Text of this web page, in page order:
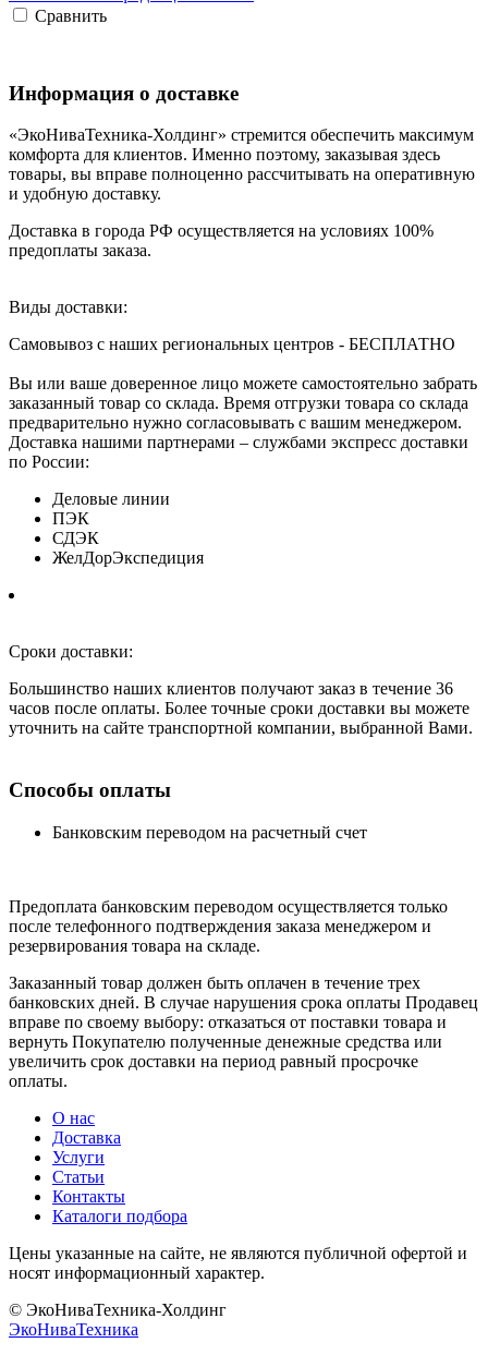
Сравнить
Информация о доставке
«ЭкоНиваТехника-Холдинг» стремится обеспечить максимум
комфорта для клиентов. Именно поэтому, заказывая здесь
товары, вы вправе полноценно рассчитывать на оперативную
и удобную доставку.
Доставка в города РФ осуществляется на условиях 100%
предоплаты заказа.
Виды доставки:
Самовывоз с наших региональных центров - БЕСПЛАТНО
Вы или ваше доверенное лицо можете самостоятельно забрать
заказанный товар со склада. Время отгрузки товара со склада
предварительно нужно согласовывать с вашим менеджером.
Доставка нашими партнерами – службами экспресс доставки
по России:
Деловые линии
ПЭК
СДЭК
ЖелДорЭкспедиция
Сроки доставки:
Большинство наших клиентов получают заказ в течение 36
часов после оплаты. Более точные сроки доставки вы можете
уточнить на сайте транспортной компании, выбранной Вами.
Способы оплаты
Банковским переводом на расчетный счет
Предоплата банковским переводом осуществляется только
после телефонного подтверждения заказа менеджером и
резервирования товара на складе.
Заказанный товар должен быть оплачен в течение трех
банковских дней. В случае нарушения срока оплаты Продавец
вправе по своему выбору: отказаться от поставки товара и
вернуть Покупателю полученные денежные средства или
увеличить срок доставки на период равный просрочке
оплаты.
О нас
Доставка
Услуги
Статьи
Контакты
Каталоги подбора
Цены указанные на сайте, не являются публичной офертой и
носят информационный характер.
© ЭкоНиваТехника-Холдинг
ЭкоНиваТехника